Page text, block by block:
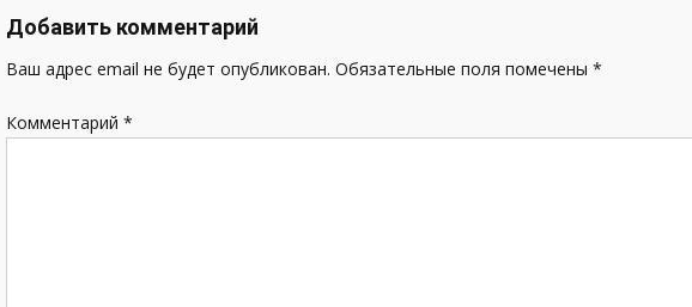
записям
Добавить комментарий
Ваш адрес email не будет опубликован. Обязательные поля помечены *
Комментарий *